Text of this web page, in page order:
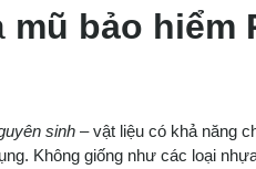
mũ bảo hiểm
sinh – vật liệu có khả năng
Không giống như các loại